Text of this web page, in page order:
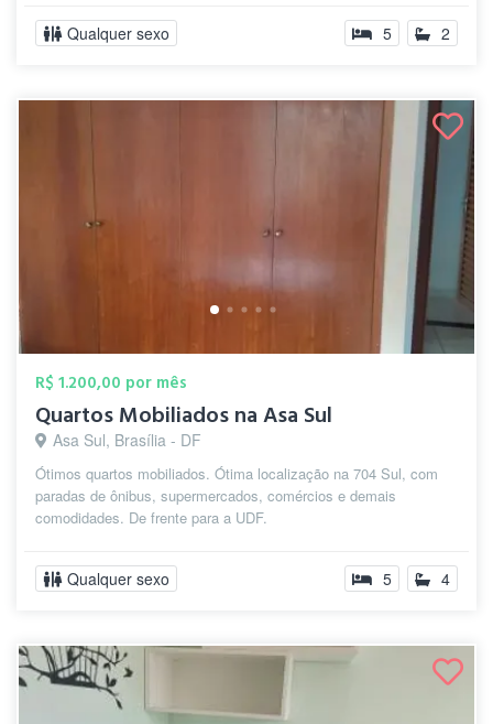
Qualquer sexo 5 2
R$ 1.200,00 por mês
Quartos Mobiliados na Asa Sul
Asa Sul, Brasília - DF
Ótimos quartos mobiliados. Ótima localização na 704 Sul, com
paradas de ônibus, supermercados, comércios e demais
comodidades. De frente para a UDF.
Qualquer sexo 5 4